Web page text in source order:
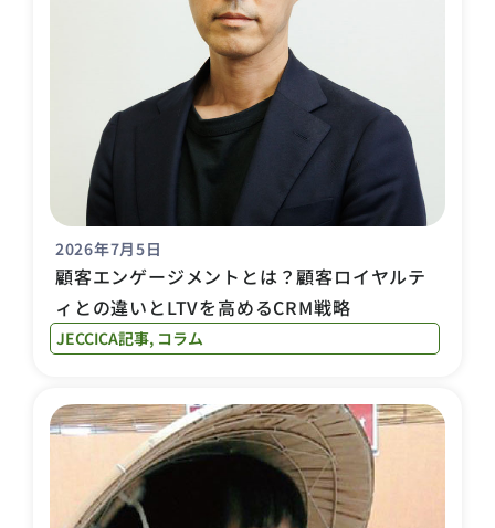
2026年7月5日
顧客エンゲージメントとは？顧客ロイヤルテ
ィとの違いとLTVを高めるCRM戦略
JECCICA記事, コラム